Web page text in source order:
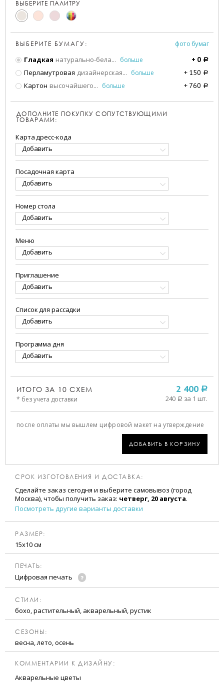
ВЫБЕРИТЕ ПАЛИТРУ
ВЫБЕРИТЕ БУМАГУ:
фото бумаг
Гладкая натурально-бела... больше + 0 a
Перламутровая дизайнерская... больше + 150 a
Картон высочайшего... больше + 760 a
ДОПОЛНИТЕ ПОКУПКУ СОПУТСТВУЮЩИМИ
ТОВАРАМИ:
Карта дресс-кода
Добавить
Посадочная карта
Добавить
Номер стола
Добавить
Меню
Добавить
Приглашение
Добавить
Список для рассадки
Добавить
Программа дня
Добавить
ИТОГО ЗА 10 СХЕМ
* без учета доставки
2 400 a
240 a за 1 шт.
после оплаты мы вышлем цифровой макет на утверждение
ДОБАВИТЬ В КОРЗИНУ
СРОК ИЗГОТОВЛЕНИЯ И ДОСТАВКА:
Сделайте заказ сегодня и выберите самовывоз (город
Москва), чтобы получить заказ: четверг, 20 августа.
Посмотреть другие варианты доставки
РАЗМЕР:
15х10 см
ПЕЧАТЬ:
Цифровая печать
CТИЛИ:
бохо, растительный, акварельный, рустик
CЕЗОНЫ:
весна, лето, осень
КОММЕНТАРИИ К ДИЗАЙНУ:
Акварельные цветы